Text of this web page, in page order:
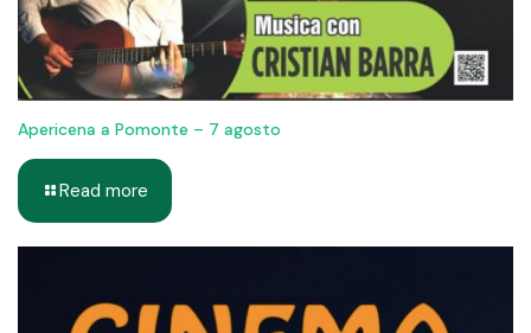
Apericena a Pomonte – 7 agosto
Read more